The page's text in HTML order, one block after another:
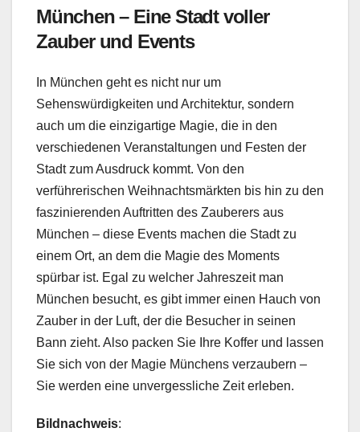
München – Eine Stadt voller
Zauber und Events
In München geht es nicht nur um
Sehenswürdigkeiten und Architektur, sondern
auch um die einzigartige Magie, die in den
verschiedenen Veranstaltungen und Festen der
Stadt zum Ausdruck kommt. Von den
verführerischen Weihnachtsmärkten bis hin zu den
faszinierenden Auftritten des Zauberers aus
München – diese Events machen die Stadt zu
einem Ort, an dem die Magie des Moments
spürbar ist. Egal zu welcher Jahreszeit man
München besucht, es gibt immer einen Hauch von
Zauber in der Luft, der die Besucher in seinen
Bann zieht. Also packen Sie Ihre Koffer und lassen
Sie sich von der Magie Münchens verzaubern –
Sie werden eine unvergessliche Zeit erleben.
Bildnachweis: